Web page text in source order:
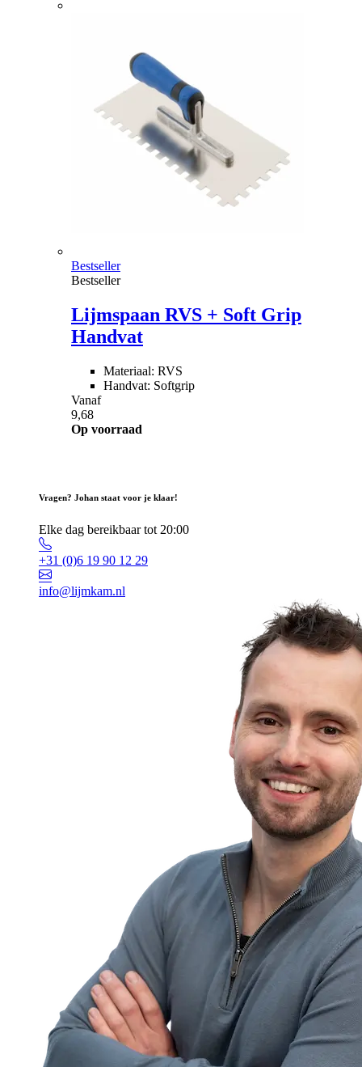
Bestseller
Bestseller
Lijmspaan RVS + Soft Grip
Handvat
Materiaal: RVS
Handvat: Softgrip
Vanaf
9,68
Op voorraad
Vragen? Johan staat voor je klaar!
Elke dag bereikbaar tot 20:00
+31 (0)6 19 90 12 29
info@lijmkam.nl